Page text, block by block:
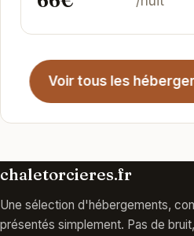
Voir tous les
chaletorcieres.fr
Une sélection d'hébergements,
présentés simplement. Pas de